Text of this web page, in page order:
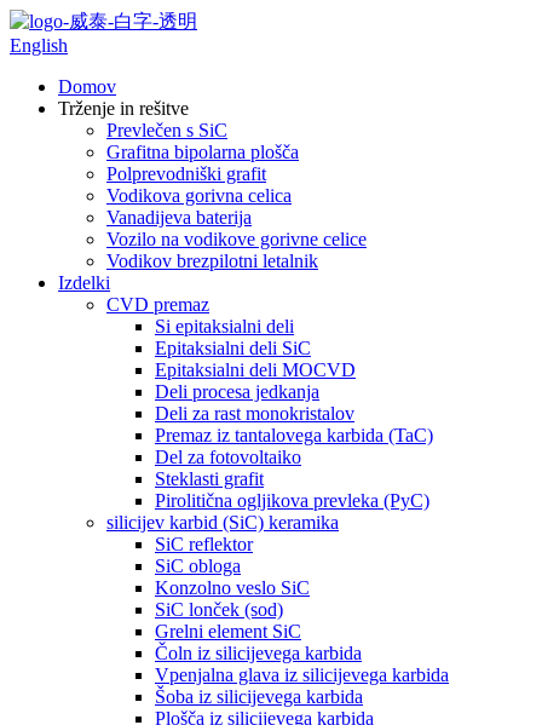
English
Domov
Trženje in rešitve
Prevlečen s SiC
Grafitna bipolarna plošča
Polprevodniški grafit
Vodikova gorivna celica
Vanadijeva baterija
Vozilo na vodikove gorivne celice
Vodikov brezpilotni letalnik
Izdelki
CVD premaz
Si epitaksialni deli
Epitaksialni deli SiC
Epitaksialni deli MOCVD
Deli procesa jedkanja
Deli za rast monokristalov
Premaz iz tantalovega karbida (TaC)
Del za fotovoltaiko
Steklasti grafit
Pirolitična ogljikova prevleka (PyC)
silicijev karbid (SiC) keramika
SiC reflektor
SiC obloga
Konzolno veslo SiC
SiC lonček (sod)
Grelni element SiC
Čoln iz silicijevega karbida
Vpenjalna glava iz silicijevega karbida
Šoba iz silicijevega karbida
Plošča iz silicijevega karbida